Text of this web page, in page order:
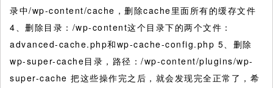
录中/wp-content/cache，删除cache里面所有的缓存文件
4、删除目录：/wp-content这个目录下的两个文件：
advanced-cache.php和wp-cache-config.php 5、删除
wp-super-cache目录，路径：/wp-content/plugins/wp-
super-cache 把这些操作完之后，就会发现完全正常了，希